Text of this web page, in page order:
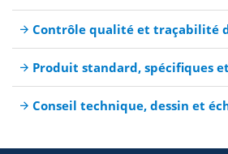
Contrôle qualité et traçabilité
Produit standard, spécifiques
Conseil technique, dessin et